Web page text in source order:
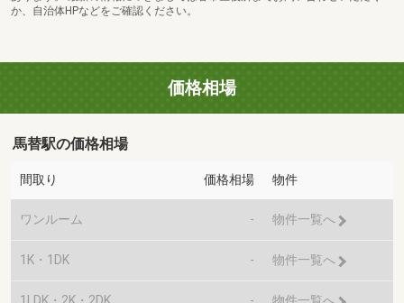
か、自治体HPなどをご確認ください。
価格相場
馬替駅の価格相場
間取り 価格相場 物件
ワンルーム - 物件一覧へ
1K・1DK - 物件一覧へ